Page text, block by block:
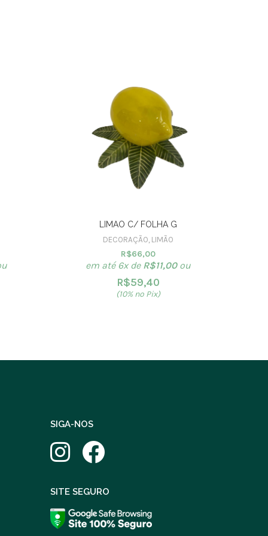
LIMAO C/ FOLHA G
DECORAÇÃO LIMÃO
R$66,00
em até 6x de R$11,00ou
R$59,40
(10% no Pix)
SIGA-NOS
SITE SEGURO